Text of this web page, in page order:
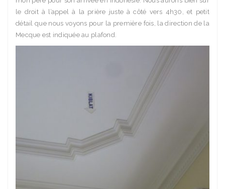
le droit à l’appel à la prière juste à côté vers 4h30, et petit
détail que nous voyons pour la première fois, la direction de la
Mecque est indiquée au plafond.